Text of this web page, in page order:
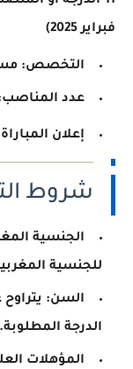
فبراير 2025)
التخصص:
عدد المناصب:
إعلان
شروط
الجنسية
للجنسية
الدرجة المطلوبة.
المؤهلات